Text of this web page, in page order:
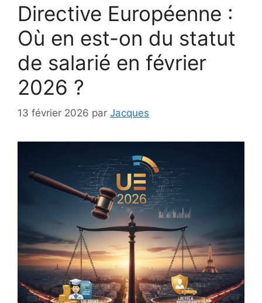
Directive Européenne :
Où en est-on du statut
de salarié en février
2026 ?
13 février 2026 par Jacques